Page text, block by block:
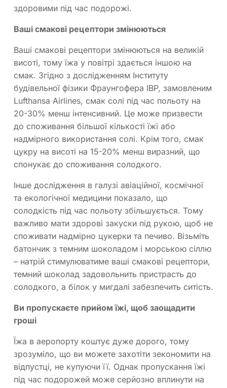
здоровими під час подорожі.
Ваші смакові рецептори змінюються
Ваші смакові рецептори змінюються на великій
висоті, тому їжа у повітрі здається іншою на
смак. Згідно з дослідженням Інституту
будівельної фізики Фраунгофера IBP, замовленим
Lufthansa Airlines, смак солі під час польоту на
20-30% менш інтенсивний. Це може призвести
до споживання більшої кількості їжі або
надмірного використання солі. Крім того, смак
цукру на висоті на 15-20% менш виразний, що
спонукає до споживання солодкого.
Інше дослідження в галузі авіаційної, космічної
та екологічної медицини показало, що
солодкість під час польоту збільшується. Тому
важливо мати здорові закуски під рукою, щоб не
споживати надмірно цукерки та печиво. Візьміть
батончик з темним шоколадом і морською сіллю
– натрій стимулюватиме ваші смакові рецептори,
темний шоколад задовольнить пристрасть до
солодкого, а білок у мигдалі забезпечить ситість.
Ви пропускаєте прийом їжі, щоб заощадити
гроші
Їжа в аеропорту коштує дуже дорого, тому
зрозуміло, що ви можете захотіти зекономити на
відпустці, не купуючи її. Однак пропускання їжі
під час подорожей може серйозно вплинути на